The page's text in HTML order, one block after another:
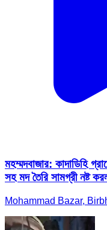
মহম্মদবাজার: কাদাডিহি
সহ মদ তৈরি সামগ্রী নষ্ট
Mohammad Bazar,